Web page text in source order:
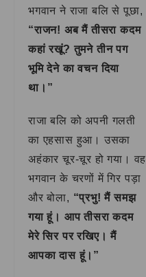
भगवान ने राजा बलि से पूछा,
“राजन! अब मैं तीसरा कदम
कहां रखूं? तुमने तीन पग
भूमि देने का वचन दिया
था।”
राजा बलि को अपनी गलती
का एहसास हुआ। उसका
अहंकार चूर-चूर हो गया। वह
भगवान के चरणों में गिर पड़ा
और बोला, “प्रभु! मैं समझ
गया हूं। आप तीसरा कदम
मेरे सिर पर रखिए। मैं
आपका दास हूं।”